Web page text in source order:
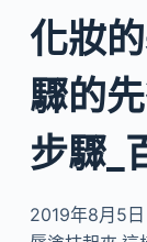
化妝
驟的
步驟_
2019年8月5